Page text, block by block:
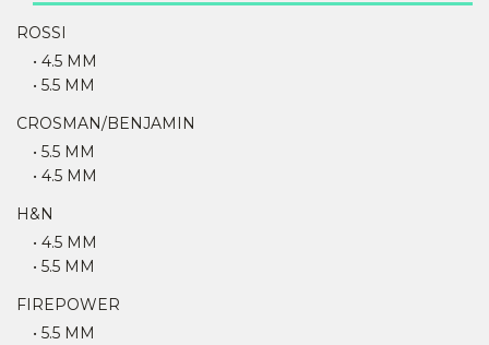
ROSSI
• 4.5 MM
• 5.5 MM
CROSMAN/BENJAMIN
• 5.5 MM
• 4.5 MM
H&N
• 4.5 MM
• 5.5 MM
FIREPOWER
• 5.5 MM